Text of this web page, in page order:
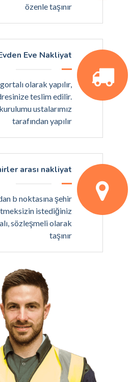
özenle taşınır
Eve Nakliyat
olarak yapılır,
teslim edilir.
ustalarımız
tarafından yapılır
arası nakliyat
b noktasına şehir
istediğiniz
sözleşmeli olarak
taşınır